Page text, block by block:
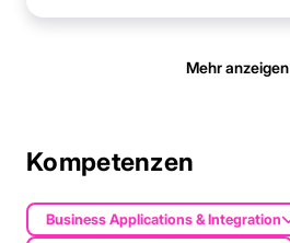
Mehr anzeigen
Kompetenzen
Business Applications & Integration